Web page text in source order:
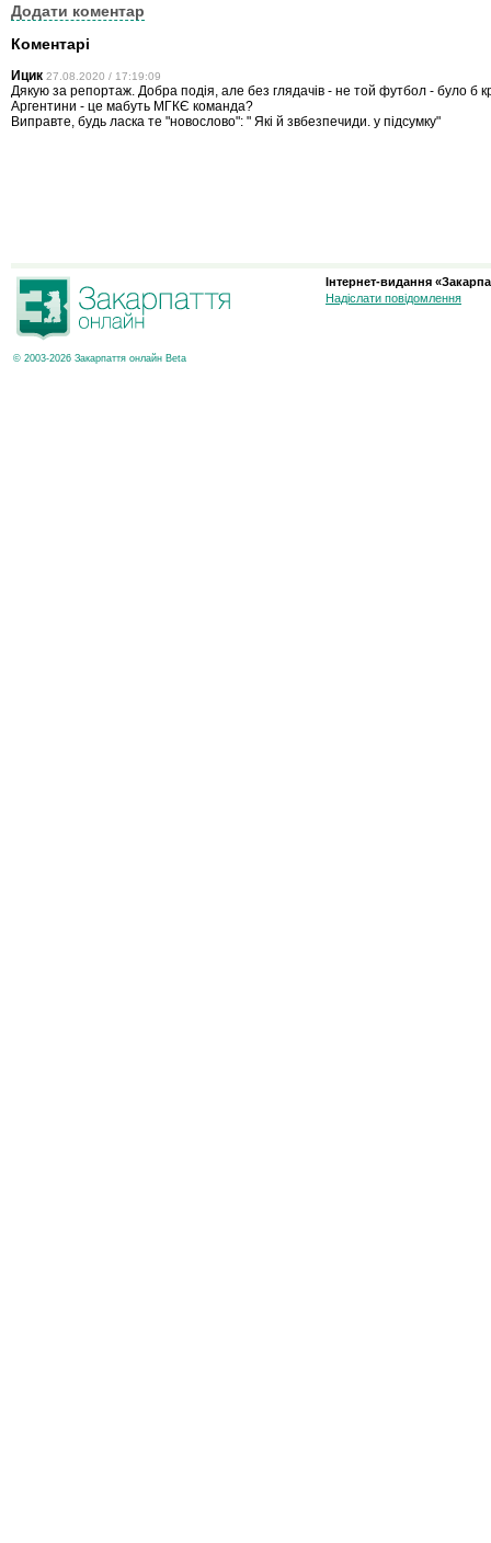
Додати коментар
Коментарі
Ицик 27.08.2020 / 17:19:09
Дякую за репортаж. Добра подія, але без глядачів - не той футбол - було б
Аргентини - це мабуть МГКЄ команда?
Виправте, будь ласка те "новослово": " Які й звбезпечиди. у підсумку"
© 2003-2026 Закарпаття онлайн Beta
Інтернет-видання
Надіслати повідомлення